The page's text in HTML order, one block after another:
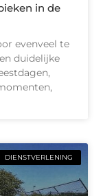
in de
evenveel te
duidelijke
DIENSTVERLENING